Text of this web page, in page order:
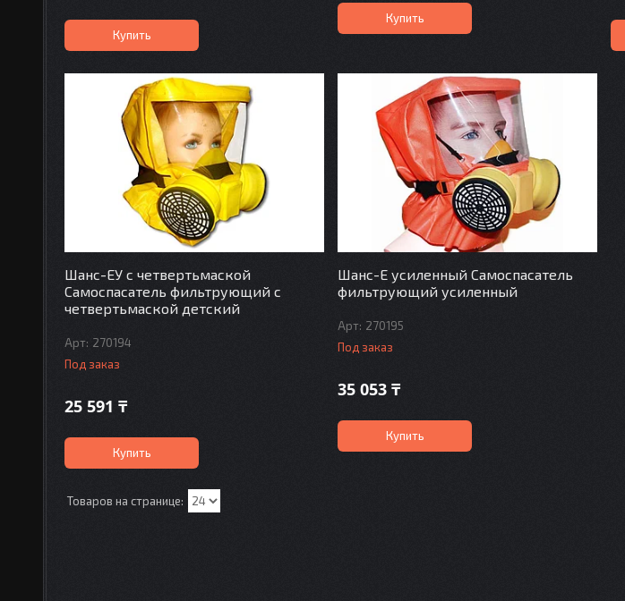
Купить
Купить
Шанс-ЕУ с четвертьмаской
Самоспасатель фильтрующий с
четвертьмаской детский
270194
Под заказ
25 591 ₸
Купить
Шанс-Е усиленный Самоспасатель
фильтрующий усиленный
270195
Под заказ
35 053 ₸
Купить